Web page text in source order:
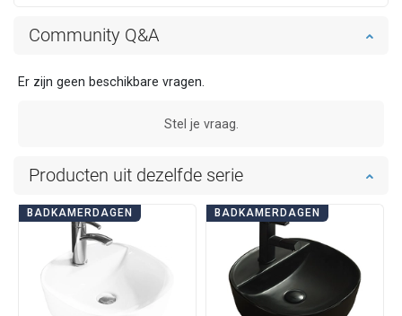
Community Q&A
Er zijn geen beschikbare vragen.
Stel je vraag.
Producten uit dezelfde serie
BADKAMERDAGEN BADKAMERDAGEN